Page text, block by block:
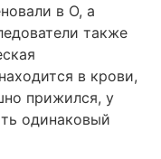
в O, а
также
в крови,
прижился, у
одинаковый